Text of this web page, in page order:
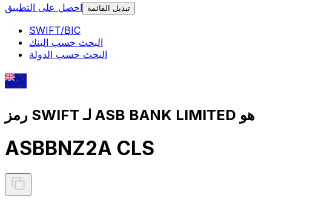
احصل على التطبيق
تبديل القائمة
SWIFT/BIC
البحث حسب البنك
البحث حسب الدولة
رمز SWIFT لـ ASB BANK LIMITED هو
ASBBNZ2A CLS